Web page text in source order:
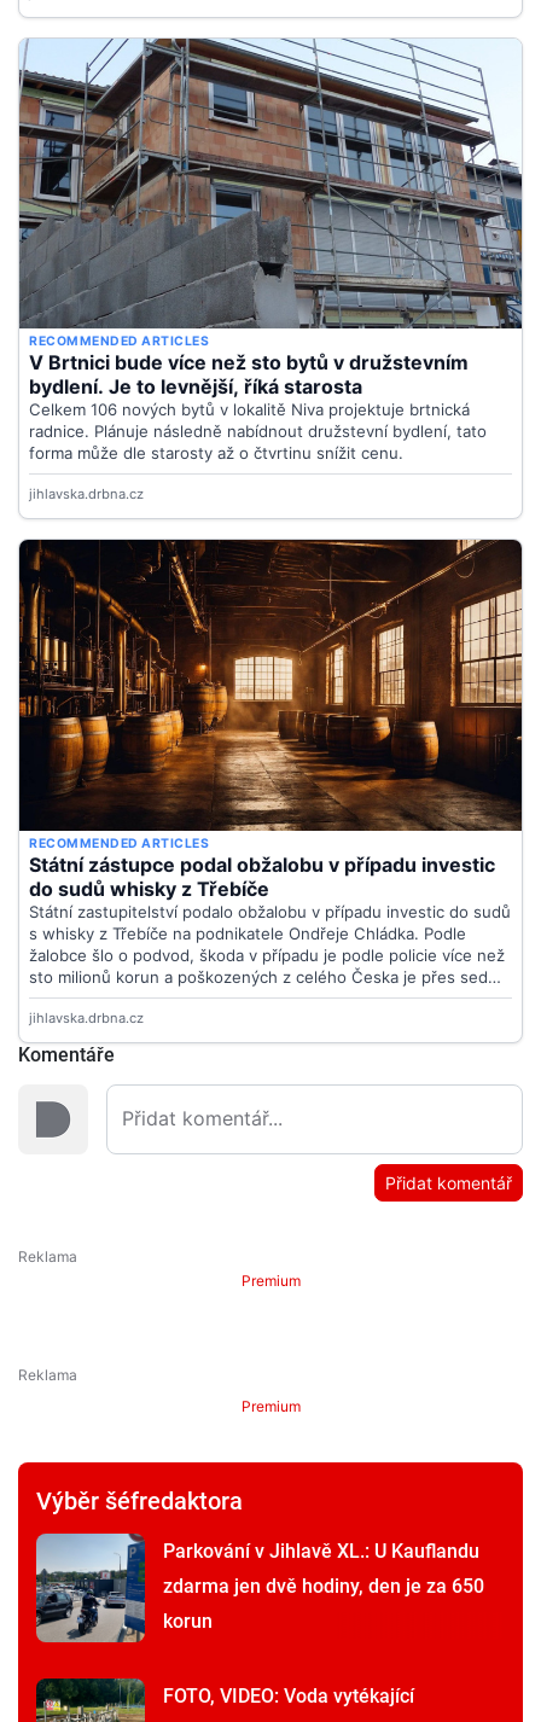
Komentáře
Přidat komentář
Premium
Premium
Výběr šéfredaktora
Parkování v Jihlavě XL.: U Kauflandu
zdarma jen dvě hodiny, den je za 650
korun
FOTO, VIDEO: Voda vytékající